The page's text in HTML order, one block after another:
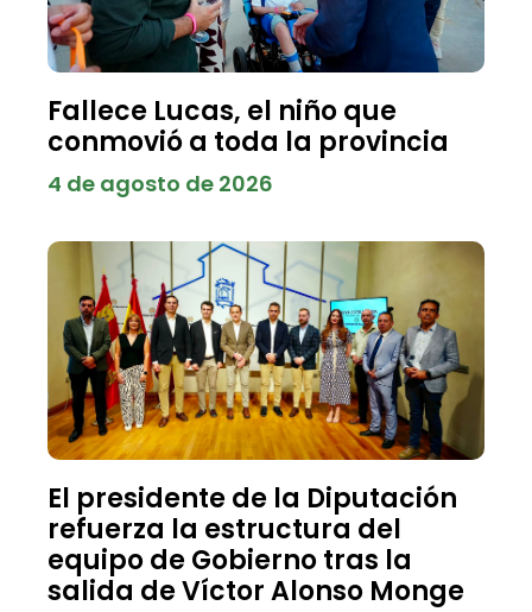
Fallece Lucas, el niño que
conmovió a toda la provincia
4 de agosto de 2026
El presidente de la Diputación
refuerza la estructura del
equipo de Gobierno tras la
salida de Víctor Alonso Monge